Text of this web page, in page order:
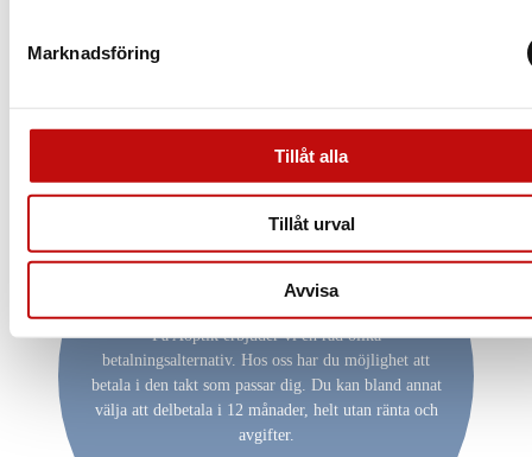
Marknadsföring
Tillåt alla
Tillåt urval
Avvisa
Vill du delbetala ditt
köp?
På Aoptik erbjuder vi en rad olika
betalningsalternativ. Hos oss har du möjlighet att
betala i den takt som passar dig. Du kan bland annat
välja att delbetala i 12 månader, helt utan ränta och
avgifter.